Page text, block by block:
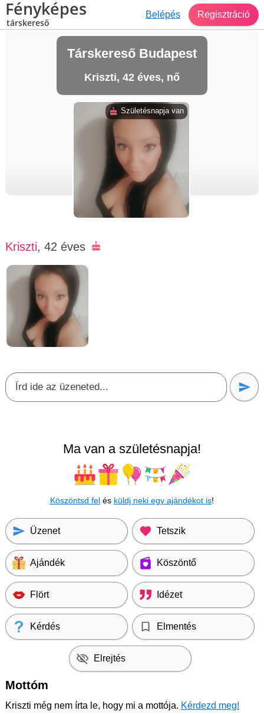
Fényképes
társkereső
Belépés Regisztráció
Társkereső Budapest
Kriszti, 42 éves, nő
Kriszti, 42 éves
Ma van a születésnapja!
Köszöntsd fel és küldj neki egy ajándékot is!
Üzenet Tetszik
Ajándék Köszöntő
Flört Idézet
Kérdés Elmentés
Elrejtés
Mottóm
Kriszti még nem írta le, hogy mi a mottója. Kérdezd meg!
Születésnapja van